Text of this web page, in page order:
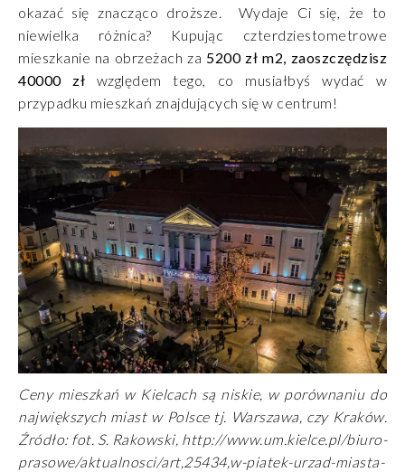
okazać się znacząco droższe. Wydaje Ci się, że to
niewielka różnica? Kupując czterdziestometrowe
mieszkanie na obrzeżach za 5200 zł m2, zaoszczędzisz
40000 zł względem tego, co musiałbyś wydać w
przypadku mieszkań znajdujących się w centrum!
Ceny mieszkań w Kielcach są niskie, w porównaniu do
największych miast w Polsce tj. Warszawa, czy Kraków.
Źródło: fot. S. Rakowski, http://www.um.kielce.pl/biuro-
prasowe/aktualnosci/art,25434,w-piatek-urzad-miasta-